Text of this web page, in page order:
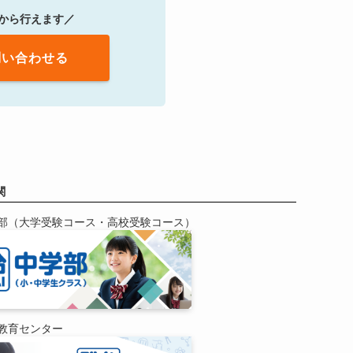
ら行えます／
合わせる
（大学受験コース・高校受験コース）
育センター